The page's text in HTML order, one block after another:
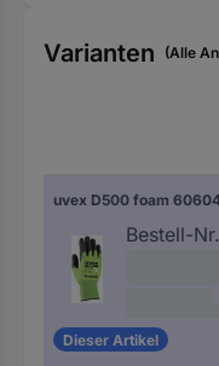
Varianten (Alle
Bestell-
Dieser Artikel